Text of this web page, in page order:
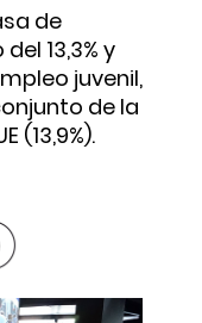
de
13,3% y
juvenil,
de la
(13,9%).